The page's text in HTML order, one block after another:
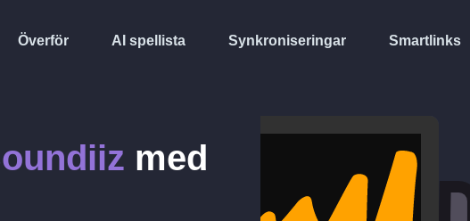
Överför AI spellista Synkroniseringar Smartlinks
med